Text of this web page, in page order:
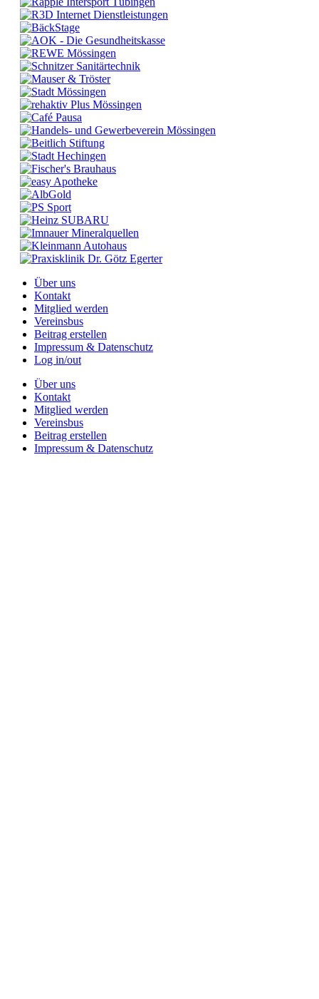
Über uns
Kontakt
Mitglied werden
Vereinsbus
Beitrag erstellen
Impressum & Datenschutz
Log in/out
Über uns
Kontakt
Mitglied werden
Vereinsbus
Beitrag erstellen
Impressum & Datenschutz